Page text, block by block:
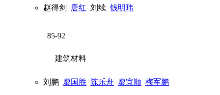
赵得剑 唐红 刘续 钱明玮
85-92
建筑材料
刘鹏 廖国胜 陈乐舟 廖宜顺 梅军鹏